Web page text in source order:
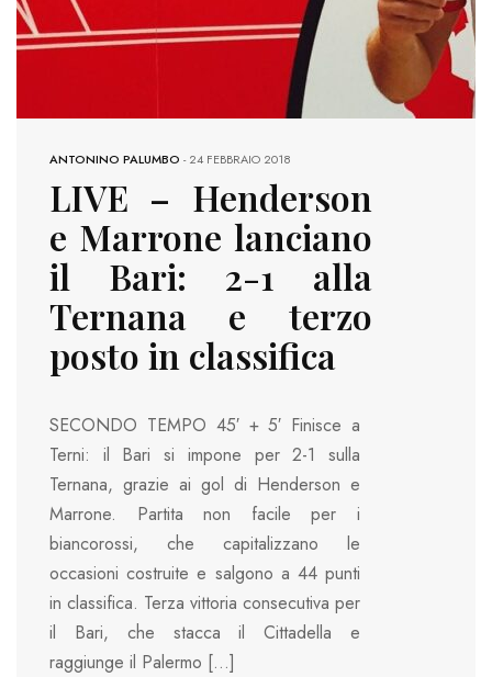
ANTONINO PALUMBO -24 FEBBRAIO 2018
LIVE – Henderson
e Marrone lanciano
il Bari: 2-1 alla
Ternana e terzo
posto in classifica
SECONDO TEMPO 45′ + 5′ Finisce a
Terni: il Bari si impone per 2-1 sulla
Ternana, grazie ai gol di Henderson e
Marrone. Partita non facile per i
biancorossi, che capitalizzano le
occasioni costruite e salgono a 44 punti
in classifica. Terza vittoria consecutiva per
il Bari, che stacca il Cittadella e
raggiunge il Palermo […]